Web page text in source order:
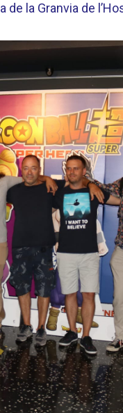
de la Granvia de